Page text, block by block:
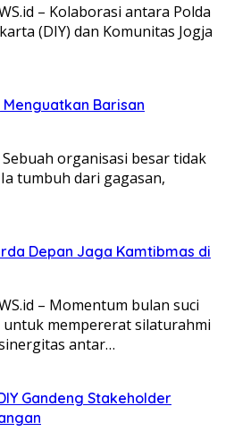
– Kolaborasi antara Polda
(DIY) dan Komunitas Jogja
Menguatkan Barisan
Sebuah organisasi besar tidak
tumbuh dari gagasan,
Depan Jaga Kamtibmas di
– Momentum bulan suci
untuk mempererat silaturahmi
antar…
Gandeng Stakeholder